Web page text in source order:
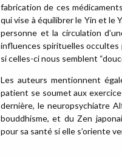
fabrication de ces
qui vise à équilibrer le Yin et le
personne et la circulation
influences spirituelles occultes
si celles-ci nous semblent
Les auteurs mentionnent
patient se soumet aux
dernière, le neuropsychiatre
bouddhisme, et du Zen
pour sa santé si elle s’oriente